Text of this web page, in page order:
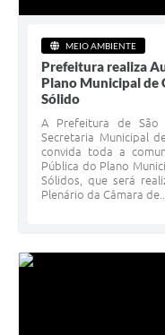
MEIO AMBIENTE
Prefeitura realiza
Plano Municipal de
Sólido
A Prefeitura de São
Secretaria Municipal
convida toda a
Pública do Plano
Sólidos, que será
Plenário da Câmara de...